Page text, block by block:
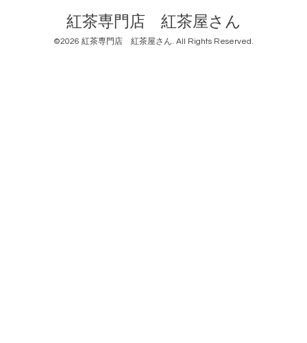
紅茶専門店 紅茶屋さん
©2026 紅茶専門店 紅茶屋さん. All Rights Reserved.